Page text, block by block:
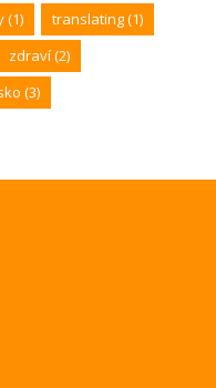
(1) translating(1)
zdraví(2)
(3)